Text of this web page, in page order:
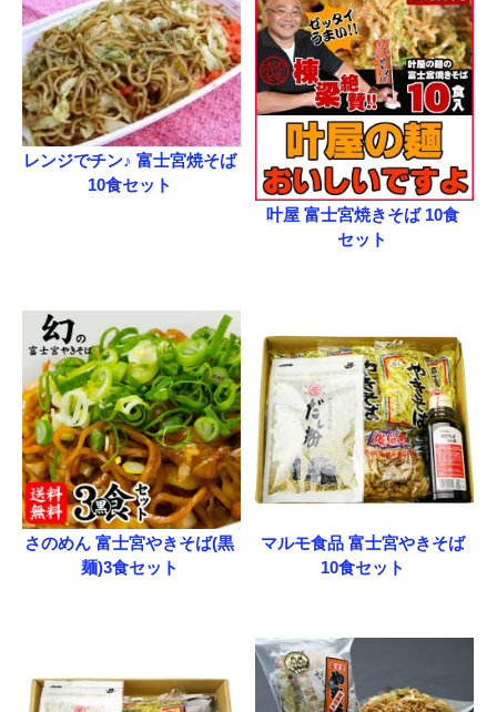
レンジでチン♪ 富士宮焼そば
10食セット
叶屋 富士宮焼きそば 10食
セット
さのめん 富士宮やきそば(黒
麺)3食セット
マルモ食品 富士宮やきそば
10食セット